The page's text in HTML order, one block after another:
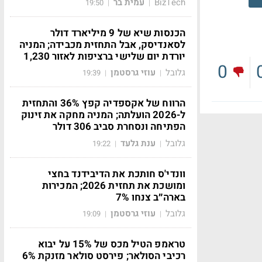
0
19:50
הכנסות שיא של 9 מיליארד דולר
לסאנדיסק, אבל התחזית מכבידה; המניה
יורדת יום שלישי ברציפות לאזור 1,230
גלובל | עוזי גרסטמן |
19:39
הרווח של אקספדיה קפץ 36% והתחזית
ל-2026 הועלתה; המניה מחקה את זינוק
הפתיחה ונסחרת סביב 306 דולר
גלובל | ענת גלעד |
19:22
וונדי'ס חותכת את הדיבידנד בחצי
ומושכת את תחזית 2026; המכירות
בארה״ב צנחו 7%
גלובל | עוזי גרסטמן |
19:09
טראמפ הטיל מכס של 15% על יבוא
רכיבי הסולאר; פירסט סולאר מזנקת 6%